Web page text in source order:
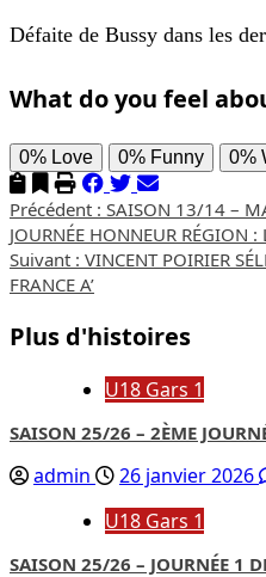
Défaite de Bussy dans les
What do you feel
0% Love 0% Funny 0%
Navigation
d’article
Précédent : SAISON 13/14 –
JOURNÉE HONNEUR RÉGION
Suivant : VINCENT POIRIER
FRANCE A’
Plus d'histoires
U18 Gars 1
SAISON 25/26 – 2ÈME
admin 26 janvier 2026
U18 Gars 1
SAISON 25/26 – JOURNÉE 1